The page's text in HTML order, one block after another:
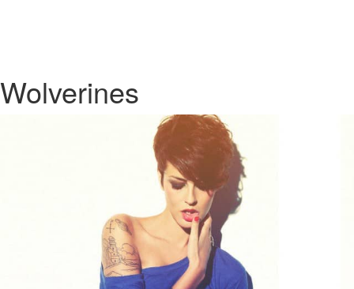
Wolverines